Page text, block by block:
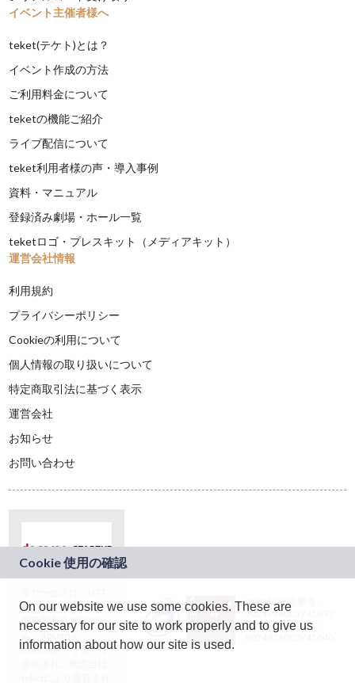
イベント主催者様へ
teket(テケト)とは？
イベント作成の方法
ご利用料金について
teketの機能ご紹介
ライブ配信について
teket利用者様の声・導入事例
資料・マニュアル
登録済み劇場・ホール一覧
teketロゴ・プレスキット（メディアキット）
運営会社情報
利用規約
プライバシーポリシー
Cookieの利用について
個人情報の取り扱いについて
特定商取引法に基づく表示
運営会社
お知らせ
お問い合わせ
ドコモグループの新
規事業創出プログラ
ム「docomo
STARTUP」を通じて
JASRAC許諾番号：
9024936001Y45037
JASRAC許諾番号：
On our website we use some cookies. These are
necessary for our site to work properly and to give us
information about how our site is used.